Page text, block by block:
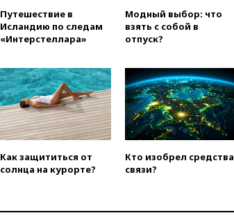
вчера, 15:46«Росатом»
вчера, 15:15В Москве
арестованы два руководителя
производителя БПЛА
вчера, 14:50 Лионель Месси
похороны своего отца
Путешествие в
Исландию по следам
«Интерстеллара»
Модный выбор: что
взять с собой в
отпуск?
Как защититься от
солнца на курорте?
Кто изобрел средства
связи?